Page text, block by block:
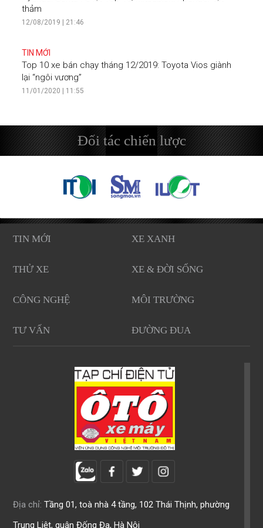
thảm
12/08/2019 | 21:46
TIN MỚI
Top 10 xe bán chạy tháng 12/2019: Toyota Vios giành
lại “ngôi vương”
11/01/2020 | 11:55
Đối tác chiến lược
TIN MỚI XE XANH
THỬ XE XE & ĐỜI SỐNG
CÔNG NGHỆ MÔI TRƯỜNG
TƯ VẤN ĐƯỜNG ĐUA
Địa chỉ: Tầng 01, toà nhà 4 tầng, 102 Thái Thịnh, phường
Trung Liệt, quận Đống Đa, Hà Nội